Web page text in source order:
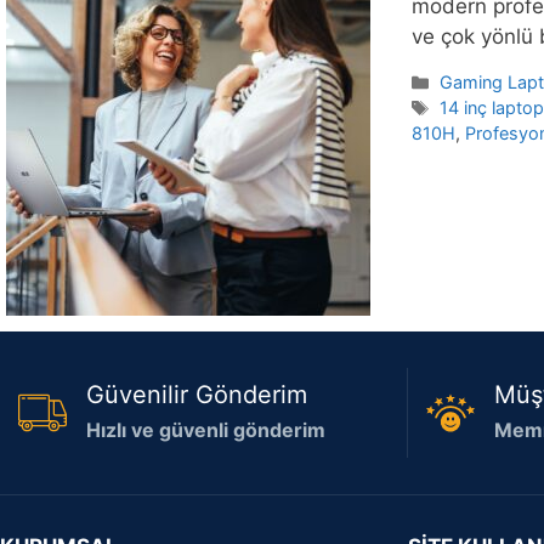
modern
ve çok yönlü
Kategoriler
Gaming
Etiketler
14 inç laptop
810H,
Güvenilir Gönderim
Hızlı ve güvenli gönderim